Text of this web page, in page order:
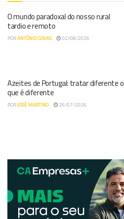
O mundo paradoxal do nosso rural
tardio e remoto
PORANTÓNIO COVAS 02/08/2026
Azeites de Portugal: tratar diferente o
que é diferente
PORJOSÉ MARTINO 26/07/2026